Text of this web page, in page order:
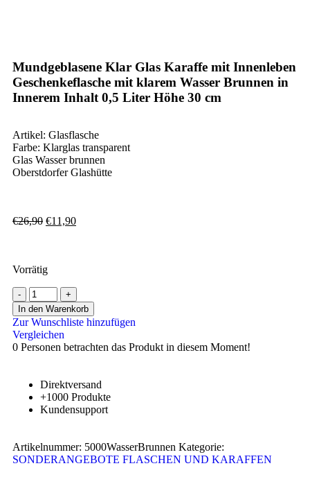
Mundgeblasene Klar Glas Karaffe mit Innenleben
Geschenkeflasche mit klarem Wasser Brunnen in
Innerem Inhalt 0,5 Liter Höhe 30 cm
Artikel: Glasflasche
Farbe: Klarglas transparent
Glas Wasser brunnen
Oberstdorfer Glashütte
€26,90 €11,90
Vorrätig
In den Warenkorb
Zur Wunschliste hinzufügen
Vergleichen
0 Personen betrachten das Produkt in diesem Moment!
Direktversand
+1000 Produkte
Kundensupport
Artikelnummer: 5000WasserBrunnen Kategorie:
SONDERANGEBOTE FLASCHEN UND KARAFFEN